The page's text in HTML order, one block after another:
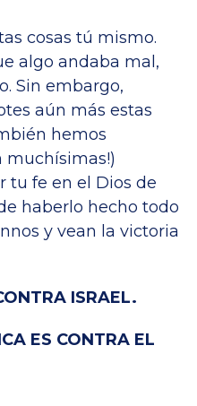
cosas tú mismo.
algo andaba mal,
Sin embargo,
aún más estas
hemos
muchísimas!)
tu fe en el Dios de
haberlo hecho todo
y vean la victoria
ISRAEL.
ES CONTRA EL